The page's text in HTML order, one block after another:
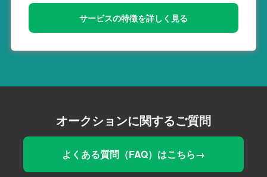
サービスの特徴を詳しく見る
オークションに関するご質問
よくある質問（FAQ）はこちら→